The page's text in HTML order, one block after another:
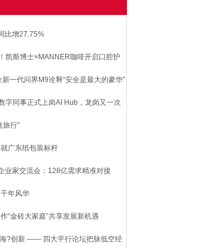
比增27.75%
凯斯博士×MANNER咖啡开启口腔护
一代问界M9诠释“安全是最大的豪华”
字同事正式上岗AI Hub，龙岗又一次
旅行”
广东纸包装标杆
业家交流会：128亿需求精准对接
年风华
“金砖大家庭”共享发展新机遇
?创新 —— 四大平行论坛把脉低空经